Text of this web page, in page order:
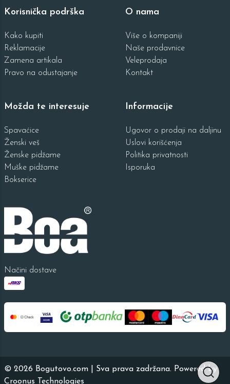
Korisnička podrška
Kako kupiti
Reklamacije
Zamena artikala
Pravo na odustajanje
O nama
Više o kompaniji
Naše prodavnice
Veleprodaja
Kontakt
Možda te interesuje
Spavaćice
Ženski veš
Ženske pidžame
Muške pidžame
Bokserice
Informacije
Ugovor o prodaji na daljinu
Uslovi korišćenja
Politika privatnosti
Isporuka
Načini dostave
© 2026 Bogutovo.com | Sva prava zadržana. Powered by
Croonus Technologies